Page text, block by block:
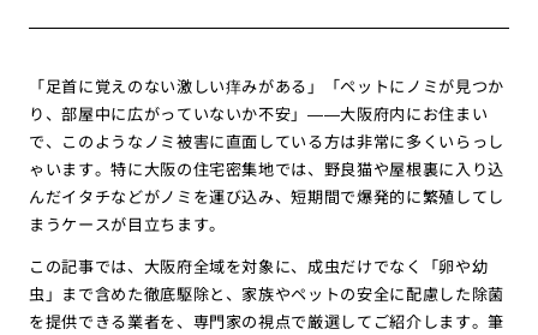
「足首に覚えのない激しい痒みがある」「ペットにノミが見つか
り、部屋中に広がっていないか不安」——大阪府内にお住まい
で、このようなノミ被害に直面している方は非常に多くいらっし
ゃいます。特に大阪の住宅密集地では、野良猫や屋根裏に入り込
んだイタチなどがノミを運び込み、短期間で爆発的に繁殖してし
まうケースが目立ちます。
この記事では、大阪府全域を対象に、成虫だけでなく「卵や幼
虫」まで含めた徹底駆除と、家族やペットの安全に配慮した除菌
を提供できる業者を、専門家の視点で厳選してご紹介します。筆